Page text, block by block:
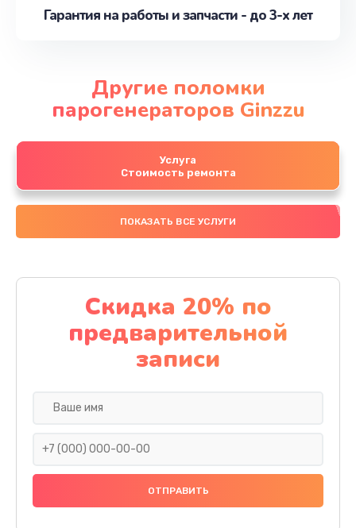
Гарантия на работы и запчасти - до 3-х лет
Другие поломки
парогенераторов Ginzzu
Услуга
Стоимость ремонта
ПОКАЗАТЬ ВСЕ УСЛУГИ
Скидка 20% по
предварительной
записи